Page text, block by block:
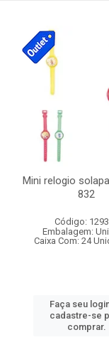
Mini relogio
832
Código:
Embalagem:
Caixa Com: 24
Faça seu
cadastre-se
comprar.